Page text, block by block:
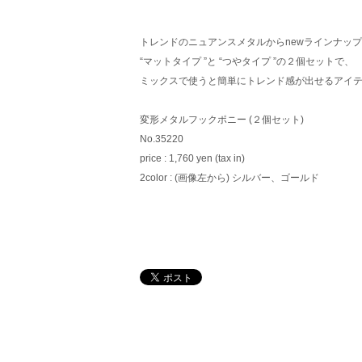
トレンドのニュアンスメタルからnewラインナップ
“マットタイプ ”と “つやタイプ ”の２個セットで、
ミックスで使うと簡単にトレンド感が出せるアイテ
変形メタルフックポニー (２個セット)
No.35220
price : 1,760 yen (tax in)
2color : (画像左から) シルバー、ゴールド